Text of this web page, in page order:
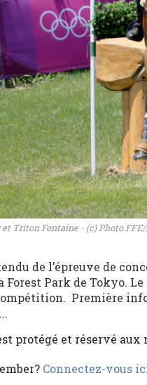
Triton Fontaine - (c) Photo FFE/
de l’épreuve de
Forest Park de Tokyo.
Première
protégé et réservé aux
Connectez-vous